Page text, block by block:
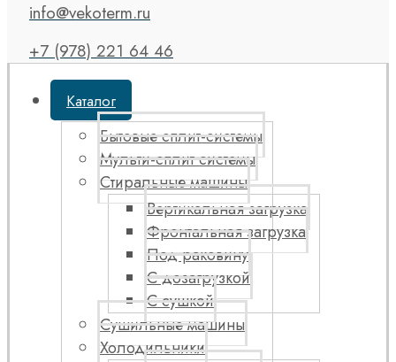
info@vekoterm.ru
+7 (978) 221 64 46
Каталог
Бытовые сплит-системы
Мульти-сплит системы
Стиральные машины
Вертикальная загрузка
Фронтальная загрузка
Под раковину
С дозагрузкой
С сушкой
Сушильные машины
Холодильники